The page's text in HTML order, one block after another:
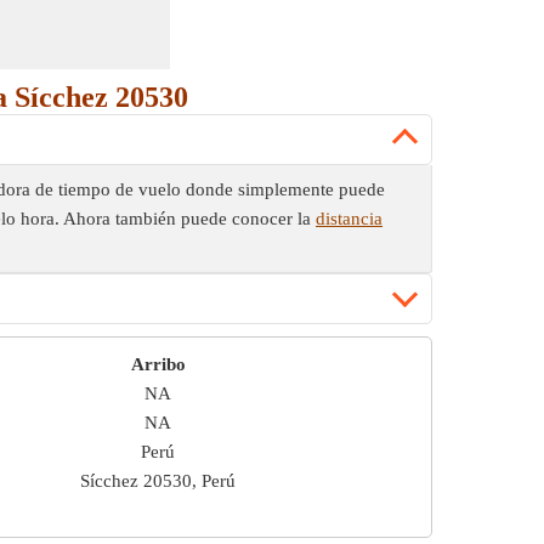
20530
de tiempo de vuelo donde simplemente puede
hora. Ahora también puede conocer la distancia
Arribo
NA
NA
Perú
Sícchez 20530, Perú